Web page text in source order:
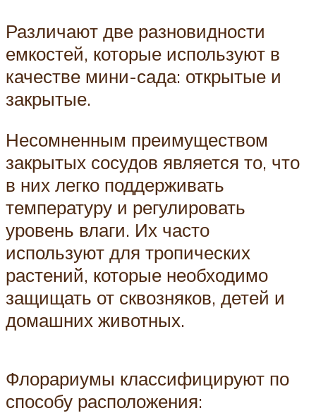
Различают две разновидности
емкостей, которые используют в
качестве мини-сада: открытые и
закрытые.
Несомненным преимуществом
закрытых сосудов является то, что
в них легко поддерживать
температуру и регулировать
уровень влаги. Их часто
используют для тропических
растений, которые необходимо
защищать от сквозняков, детей и
домашних животных.
Флорариумы классифицируют по
способу расположения: